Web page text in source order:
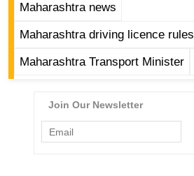
वु
ड
ल्म
Maharashtra news
Maharashtra driving licence rules
Maharashtra Transport Minister